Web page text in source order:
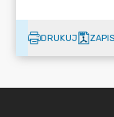
DRUKUJ